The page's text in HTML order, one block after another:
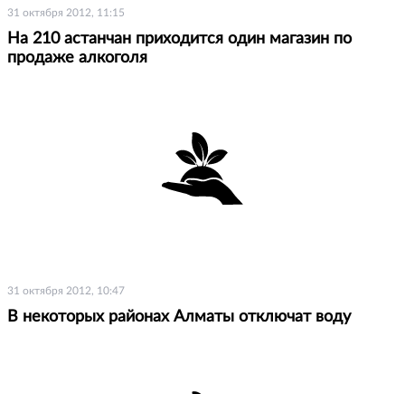
31 октября 2012, 11:15
На 210 астанчан приходится один магазин по
продаже алкоголя
31 октября 2012, 10:47
В некоторых районах Алматы отключат воду